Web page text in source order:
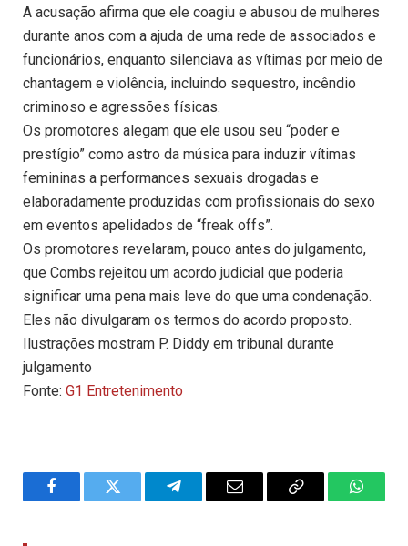
A acusação afirma que ele coagiu e abusou de mulheres
durante anos com a ajuda de uma rede de associados e
funcionários, enquanto silenciava as vítimas por meio de
chantagem e violência, incluindo sequestro, incêndio
criminoso e agressões físicas.
Os promotores alegam que ele usou seu “poder e
prestígio” como astro da música para induzir vítimas
femininas a performances sexuais drogadas e
elaboradamente produzidas com profissionais do sexo
em eventos apelidados de “freak offs”.
Os promotores revelaram, pouco antes do julgamento,
que Combs rejeitou um acordo judicial que poderia
significar uma pena mais leve do que uma condenação.
Eles não divulgaram os termos do acordo proposto.
Ilustrações mostram P. Diddy em tribunal durante
julgamento
Fonte: G1 Entretenimento
FacebookTwitter TelegramEmail
Copy